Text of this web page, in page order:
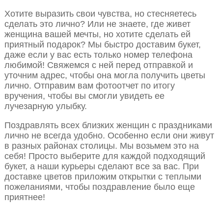
Хотите выразить свои чувства, но стесняетесь
сделать это лично? Или не знаете, где живет
женщина вашей мечты, но хотите сделать ей
приятный подарок? Мы быстро доставим букет,
даже если у вас есть только номер телефона
любимой! Свяжемся с ней перед отправкой и
уточним адрес, чтобы она могла получить цветы
лично. Отправим вам фотоотчет по итогу
вручения, чтобы вы смогли увидеть ее
лучезарную улыбку.
Поздравлять всех близких женщин с праздниками
лично не всегда удобно. Особенно если они живут
в разных районах столицы. Мы возьмем это на
себя! Просто выберите для каждой подходящий
букет, а наши курьеры сделают все за вас. При
доставке цветов приложим открытки с теплыми
пожеланиями, чтобы поздравление было еще
приятнее!